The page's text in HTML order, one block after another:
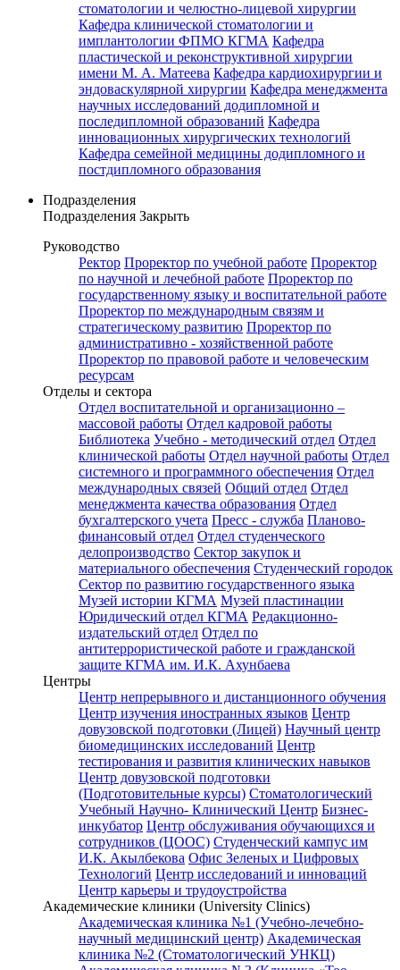
стоматологии и челюстно-лицевой хирургии
Кафедра клинической стоматологии и
имплантологии ФПМО КГМА Кафедра
пластической и реконструктивной хирургии
имени М. А. Матеева Кафедра кардиохирургии и
эндоваскулярной хирургии Кафедра менеджмента
научных исследований додипломной и
последипломной образований Кафедра
инновационных хирургических технологий
Кафедра семейной медицины додипломного и
постдипломного образования
Подразделения
Подразделения Закрыть
Руководство
Ректор Проректор по учебной работе Проректор
по научной и лечебной работе Проректор по
государственному языку и воспитательной работе
Проректор по международным связям и
стратегическому развитию Проректор по
административно - хозяйственной работе
Проректор по правовой работе и человеческим
ресурсам
Отделы и сектора
Отдел воспитательной и организационно –
массовой работы Отдел кадровой работы
Библиотека Учебно - методический отдел Отдел
клинической работы Отдел научной работы Отдел
системного и программного обеспечения Отдел
международных связей Общий отдел Отдел
менеджмента качества образования Отдел
бухгалтерского учета Пресс - служба Планово-
финансовый отдел Отдел студенческого
делопроизводство Сектор закупок и
материального обеспечения Студенческий городок
Сектор по развитию государственного языка
Музей истории КГМА Музей пластинации
Юридический отдел КГМА Редакционно-
издательский отдел Отдел по
антитеррористической работе и гражданской
защите КГМА им. И.К. Ахунбаева
Центры
Центр непрерывного и дистанционного обучения
Центр изучения иностранных языков Центр
довузовской подготовки (Лицей) Научный центр
биомедицинских исследований Центр
тестирования и развития клинических навыков
Центр довузовской подготовки
(Подготовительные курсы) Стоматологический
Учебный Научно- Клинический Центр Бизнес-
инкубатор Центр обслуживания обучающихся и
сотрудников (ЦООС) Студенческий кампус им
И.К. Акылбекова Офис Зеленых и Цифровых
Технологий Центр исследований и инноваций
Центр карьеры и трудоустройства
Академические клиники (University Clinics)
Академическая клиника №1 (Учебно-лечебно-
научный медицинский центр) Академическая
клиника №2 (Стоматологический УНКЦ)